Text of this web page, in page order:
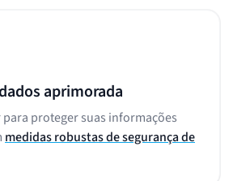
aprimorada
para proteger suas informações
medidas robustas de segurança de